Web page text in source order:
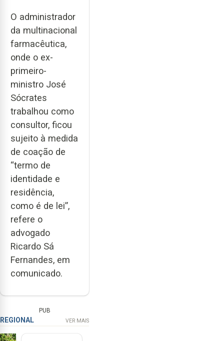
O administrador
da multinacional
farmacêutica,
onde o ex-
primeiro-
ministro José
Sócrates
trabalhou como
consultor, ficou
sujeito à medida
de coação de
“termo de
identidade e
residência,
como é de lei”,
refere o
advogado
Ricardo Sá
Fernandes, em
comunicado.
PUB
REGIONAL VER MAIS